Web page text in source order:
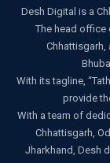
Desh Digital is a
The head office
Chhattisgarh,
With its tagline,
provide
With a team of
Chhattisgarh,
Jharkhand, Desh